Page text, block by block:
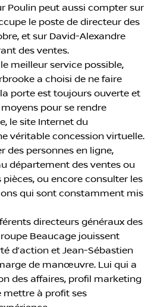
Poulin peut aussi compter sur
le poste de directeur des
et sur David-Alexandre
des ventes.
meilleur service possible,
a choisi de ne faire
porte est toujours ouverte et
pour se rendre
le site Internet du
véritable concession virtuelle.
des personnes en ligne,
département des ventes ou
ou encore consulter les
qui sont constamment mis
directeurs généraux des
Beaucage jouissent
d’action et Jean-Sébastien
de manœuvre. Lui qui a
des affaires, profil marketing
à profit ses